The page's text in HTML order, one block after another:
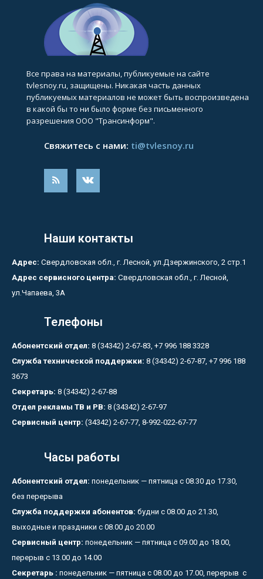
Все права на материалы, публикуемые на сайте
tvlesnoy.ru, защищены. Никакая часть данных
публикуемых материалов не может быть воспроизведена
в какой бы то ни было форме без письменного
разрешения ООО "Трансинформ".
Свяжитесь с нами: ti@tvlesnoy.ru
Наши контакты
Адрес: Свердловская обл., г. Лесной, ул.Дзержинского, 2 стр.1
Адрес сервисного центра: Свердловская обл., г. Лесной,
ул.Чапаева, 3А
Телефоны
Абонентский отдел: 8 (34342) 2-67-83, +7 996 188 3328
Служба технической поддержки: 8 (34342) 2-67-87, +7 996 188
3673
Секретарь: 8 (34342) 2-67-88
Отдел рекламы ТВ и РВ: 8 (34342) 2-67-97
Сервисный центр: (34342) 2-67-77, 8-992-022-67-77
Часы работы
Абонентский отдел: понедельник — пятница с 08.30 до 17.30,
без перерыва
Служба поддержки абонентов: будни с 08.00 до 21.30,
выходные и праздники с 08.00 до 20.00
Сервисный центр: понедельник — пятница с 09.00 до 18.00,
перерыв с 13.00 до 14.00
Секретарь : понедельник — пятница с 08.00 до 17.00, перерыв с